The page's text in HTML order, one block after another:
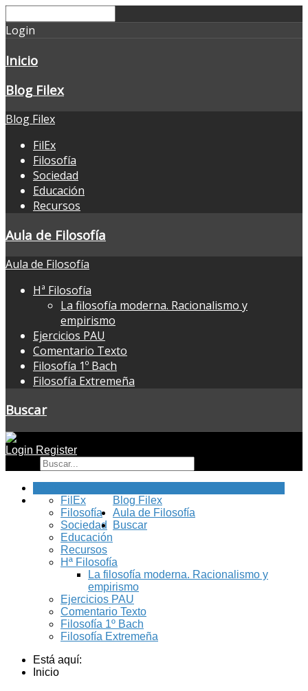
Login
Inicio
Blog Filex
Blog Filex
FilEx
Filosofía
Sociedad
Educación
Recursos
Aula de Filosofía
Aula de Filosofía
Hª Filosofía
La filosofía moderna. Racionalismo y
empirismo
Ejercicios PAU
Comentario Texto
Filosofía 1º Bach
Filosofía Extremeña
Buscar
Login Register
Blog Filex
FilEx
Filosofía
Sociedad
Educación
Recursos
Aula de Filosofía
Hª Filosofía
La filosofía moderna. Racionalismo y
empirismo
Ejercicios PAU
Comentario Texto
Filosofía 1º Bach
Filosofía Extremeña
Buscar
Está aquí:
Inicio